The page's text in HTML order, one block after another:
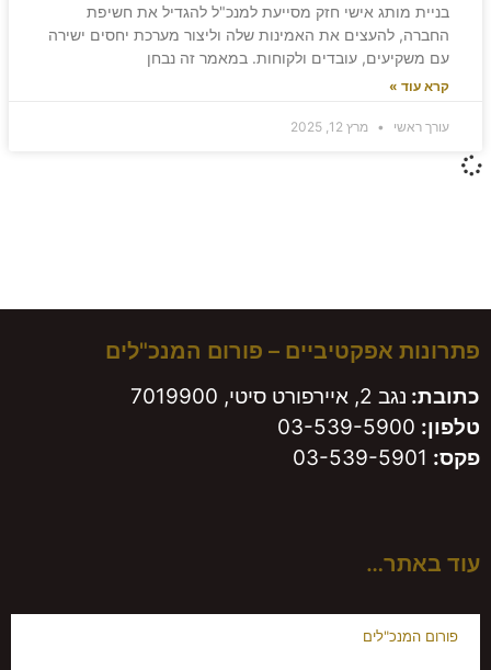
בניית מותג אישי חזק מסייעת למנכ"ל להגדיל את חשיפת
החברה, להעצים את האמינות שלה וליצור מערכת יחסים ישירה
עם משקיעים, עובדים ולקוחות. במאמר זה נבחן
קרא עוד »
עורך ראשי מרץ 12, 2025
פתרונות אפקטיביים – פורום המנכ"לים
כתובת: נגב 2, איירפורט סיטי, 7019900
טלפון: 03-539-5900
פקס:
עוד באתר…
פורום המנכ"לים